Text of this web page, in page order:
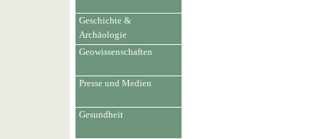
Geschichte &
Archäologie
Geowissenschaften
Presse und Medien
Gesundheit